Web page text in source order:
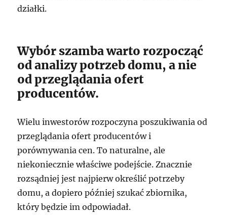
działki.
Wybór szamba warto rozpocząć
od analizy potrzeb domu, a nie
od przeglądania ofert
producentów.
Wielu inwestorów rozpoczyna poszukiwania od
przeglądania ofert producentów i
porównywania cen. To naturalne, ale
niekoniecznie właściwe podejście. Znacznie
rozsądniej jest najpierw określić potrzeby
domu, a dopiero później szukać zbiornika,
który będzie im odpowiadał.